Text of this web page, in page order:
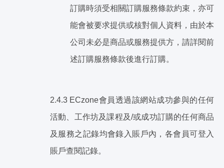
訂購時須受相關訂購服務條款約束，亦可
能會被要求提供或核對個人資料，由於本
公司未必是商品或服務提供方，請詳閱前
述訂購服務條款後進行訂購。
2.4.3 ECzone會員透過該網站成功參與的任何
活動、工作坊及課程及/或成功訂購的任何商品
及服務之記錄均會錄入賬戶內，各會員可登入
賬戶查閱記錄。